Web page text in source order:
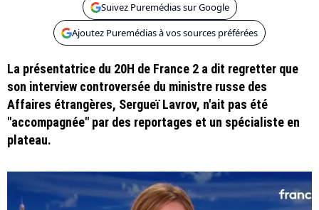
Suivez Puremédias sur Google
Ajoutez Puremédias à vos sources préférées
La présentatrice du 20H de France 2 a dit regretter que
son interview controversée du ministre russe des
Affaires étrangères, Sergueï Lavrov, n'ait pas été
"accompagnée" par des reportages et un spécialiste en
plateau.